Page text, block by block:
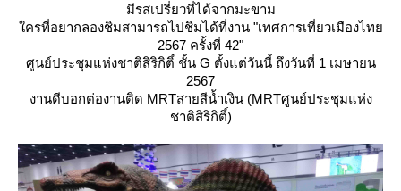
มีรสเปรี่ยวที่ได้จากมะขาม
ครที่อยากลองชิมสามารถไปชิมได้ที่งาน "เทศการเที่ยวเมืองไท
2567 ครั้งที่ 42"
ศูนย์ประชุมแห่งชาติสิริกิติ์ ชั้น G ตั้งแต่วันนี้ ถึงวันที่ 1 เมษายน
2567
งานดีบอกต่องานติด MRTสายสีน้ำเงิน (MRTศูนย์ประชุมแห่ง
ชาติสิริกิติ์)